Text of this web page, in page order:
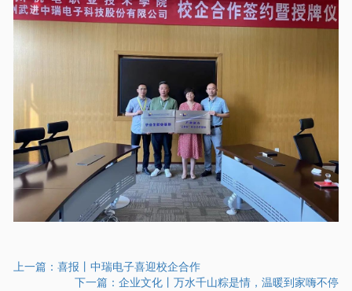
上一篇：喜报丨中瑞电子喜迎校企合作
下一篇： 企业文化丨万水千山粽是情，温暖到家嗨不停